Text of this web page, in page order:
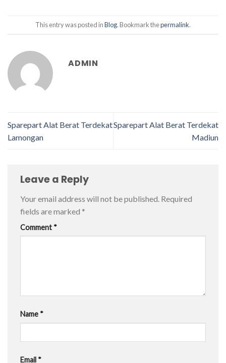
This entry was posted inBlog. Bookmark thepermalink.
ADMIN
Sparepart Alat Berat Terdekat
Lamongan
Sparepart Alat Berat Terdekat
Madiun
Leave a Reply
Your email address will not be published. Required
fields are marked *
Comment *
Name *
Email *